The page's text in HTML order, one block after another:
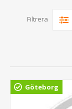
Filtrera
Göteborg